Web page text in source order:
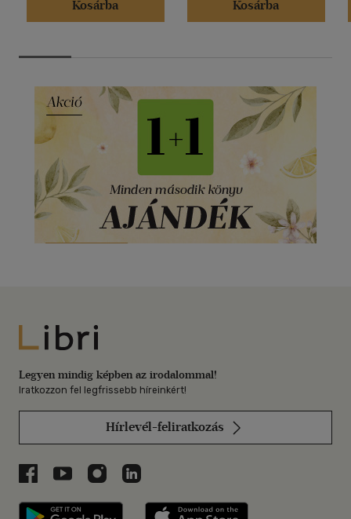
Kosárba
Kosárba
Libri
Legyen mindig képben az irodalommal!
Iratkozzon fel legfrissebb híreinkért!
Hírlevél-feliratkozás
Libri a Facebookon
Libri a Youtube-on
Libri az Instagramon
Libri a LinkedInen
Libri applikáció Szerezd meg: Google